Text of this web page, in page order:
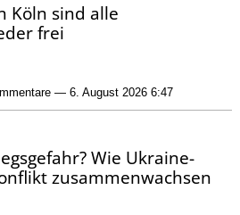
Köln sind alle
frei
— 6. August 2026 6:47
Wie Ukraine-
zusammenwachsen